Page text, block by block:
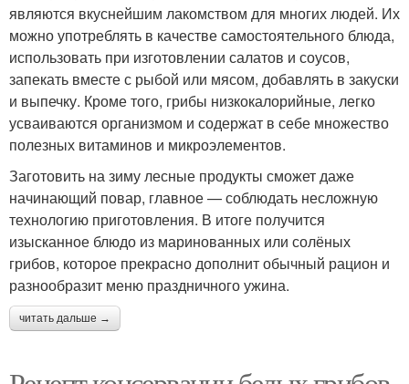
являются вкуснейшим лакомством для многих людей. Их
можно употреблять в качестве самостоятельного блюда,
использовать при изготовлении салатов и соусов,
запекать вместе с рыбой или мясом, добавлять в закуски
и выпечку. Кроме того, грибы низкокалорийные, легко
усваиваются организмом и содержат в себе множество
полезных витаминов и микроэлементов.
Заготовить на зиму лесные продукты сможет даже
начинающий повар, главное — соблюдать несложную
технологию приготовления. В итоге получится
изысканное блюдо из маринованных или солёных
грибов, которое прекрасно дополнит обычный рацион и
разнообразит меню праздничного ужина.
читать дальше →